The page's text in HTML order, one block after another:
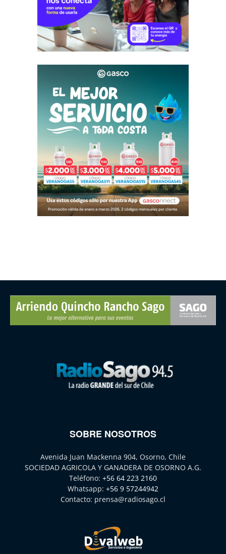
SOBRE NOSOTROS
Avenida Juan Mackenna 904, Osorno, Chile
SOCIEDAD AGRICOLA Y GANADERA DE OSORNO A.G.
Teléfono: +56 64 223 2160
Whatsapp: +56 9 57244942
Contacto: prensa@radiosago.cl